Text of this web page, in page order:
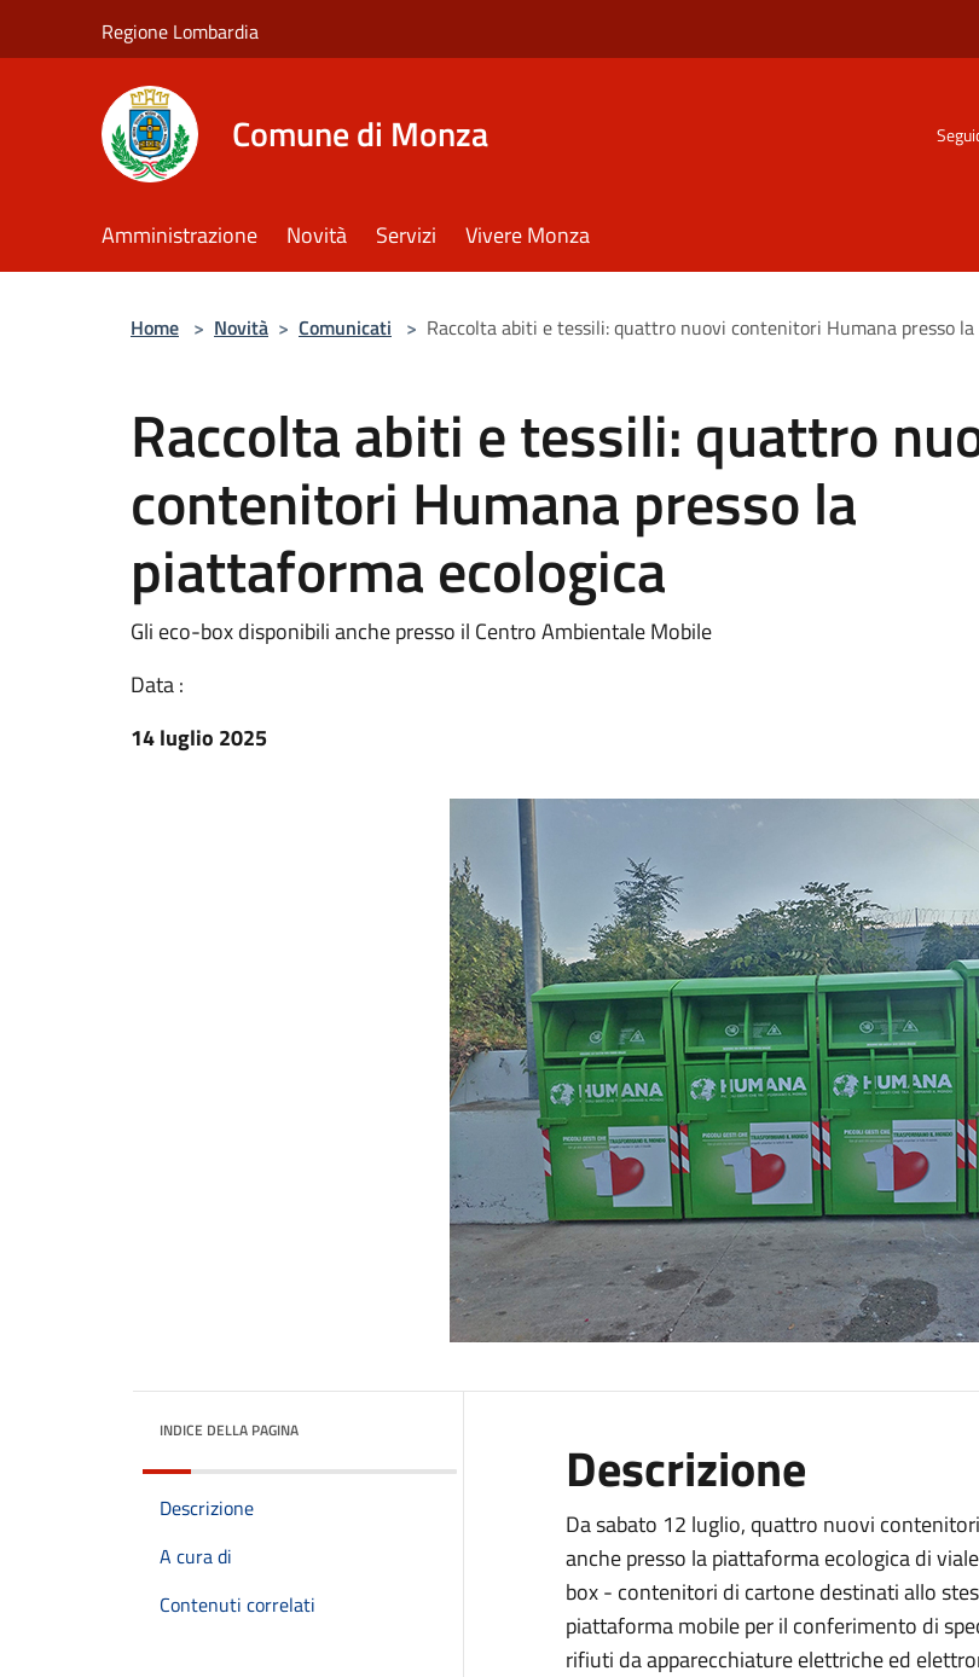
Regione Lombardia
Comune di Monza
Amministrazione Novità Servizi Vivere Monza
Home > Novità > Comunicati > Raccolta abiti e tessili: quattro nuovi contenitori Humana presso
Raccolta abiti e tessili: quattro
contenitori Humana presso la
piattaforma ecologica
Gli eco-box disponibili anche presso il Centro Ambientale Mobile
Data :
14 luglio 2025
INDICE DELLA PAGINA
Descrizione
A cura di
Contenuti correlati
Descrizione
Da sabato 12 luglio, quattro nuovi
anche presso la piattaforma ecologica di
box - contenitori di cartone destinati allo
piattaforma mobile per il conferimento di
rifiuti da apparecchiature elettriche ed